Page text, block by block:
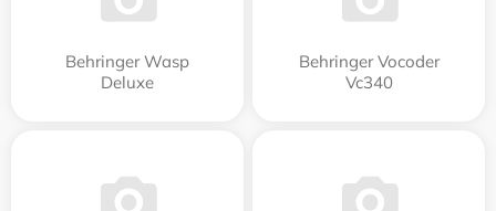
Behringer Wasp
Deluxe
Behringer Vocoder
Vc340